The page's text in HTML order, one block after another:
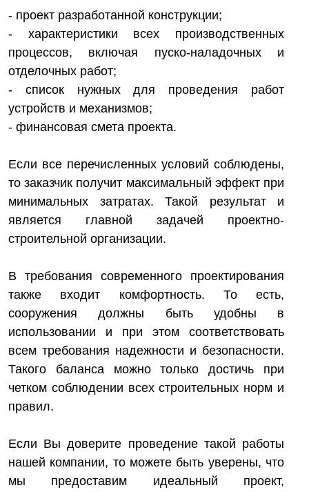
- проект разработанной конструкции;
- характеристики всех производственных
процессов, включая пуско-наладочных и
отделочных работ;
- список нужных для проведения работ
устройств и механизмов;
- финансовая смета проекта.
Если все перечисленных условий соблюдены,
то заказчик получит максимальный эффект при
минимальных затратах. Такой результат и
является главной задачей проектно-
строительной организации.
В требования современного проектирования
также входит комфортность. То есть,
сооружения должны быть удобны в
использовании и при этом соответствовать
всем требования надежности и безопасности.
Такого баланса можно только достичь при
четком соблюдении всех строительных норм и
правил.
Если Вы доверите проведение такой работы
нашей компании, то можете быть уверены, что
мы предоставим идеальный проект,